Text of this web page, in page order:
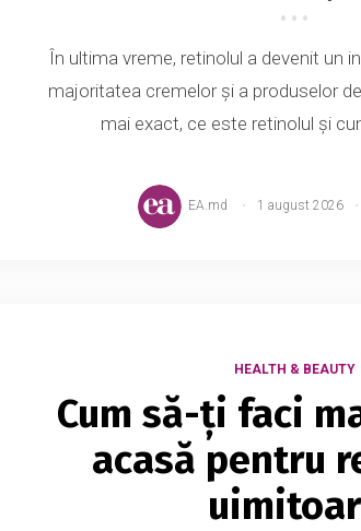
În ultima vreme, retinolul a devenit un
majoritatea cremelor și a produselor
mai exact, ce este retinolul și
EA.md 1 august 2026
HEALTH & BEAUTY
Cum să-ți faci
acasă pentru